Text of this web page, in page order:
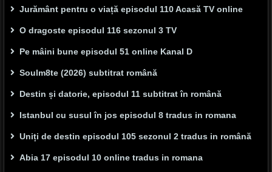
Jurământ pentru o viață episodul 110 Acasă TV online
O dragoste episodul 116 sezonul 3 TV
Pe mâini bune episodul 51 online Kanal D
Soulm8te (2026) subtitrat română
Destin și datorie, episodul 11 subtitrat în română
Istanbul cu susul în jos episodul 8 tradus in romana
Uniți de destin episodul 105 sezonul 2 tradus in română
Abia 17 episodul 10 online tradus in romana